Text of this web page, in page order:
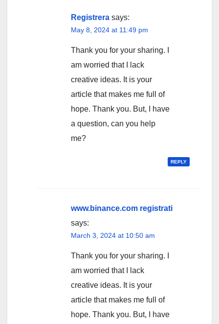
Registrera says:
May 8, 2024 at 11:49 pm
Thank you for your sharing. I
am worried that I lack
creative ideas. It is your
article that makes me full of
hope. Thank you. But, I have
a question, can you help
me?
REPLY
www.binance.com registrati
says:
March 3, 2024 at 10:50 am
Thank you for your sharing. I
am worried that I lack
creative ideas. It is your
article that makes me full of
hope. Thank you. But, I have